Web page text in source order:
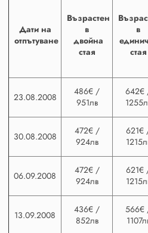
Дати на
отпътуване
Възрастен
в
двойна
стая
в
стая
23.08.2008
486€ /
951лв
642€
30.08.2008
472€ /
924лв
621€
06.09.2008
472€ /
924лв
621€
13.09.2008
436€ /
852лв
566€